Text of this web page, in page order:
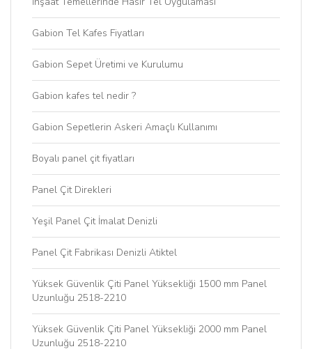
Gabion Tel Kafes Fiyatları
Gabion Sepet Üretimi ve Kurulumu
Gabion kafes tel nedir ?
Gabion Sepetlerin Askeri Amaçlı Kullanımı
Boyalı panel çit fiyatları
Panel Çit Direkleri
Yeşil Panel Çit İmalat Denizli
Panel Çit Fabrikası Denizli Atiktel
Yüksek Güvenlik Çiti Panel Yüksekliği 1500 mm Panel
Uzunluğu 2518-2210
Yüksek Güvenlik Çiti Panel Yüksekliği 2000 mm Panel
Uzunluğu 2518-2210